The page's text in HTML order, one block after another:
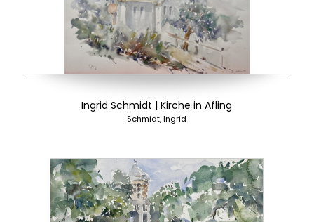
Ingrid Schmidt | Kirche in Afling
Schmidt, Ingrid